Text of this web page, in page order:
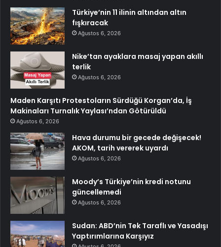
Türkiye’nin 11 ilinin altından altın
fışkıracak
Ağustos 6, 2026
Nike’tan ayaklara masaj yapan akıllı
terlik
Ağustos 6, 2026
Maden Karşıtı Protestoların Sürdüğü Korgan’da, İş
Makinaları Turnalık Yaylası’ndan Götürüldü
Ağustos 6, 2026
Hava durumu bir gecede değişecek!
AKOM, tarih vererek uyardı
Ağustos 6, 2026
Moody’s Türkiye’nin kredi notunu
güncellemedi
Ağustos 6, 2026
Sudan: ABD’nin Tek Taraflı ve Yasadışı
Yaptırımlarına Karşıyız